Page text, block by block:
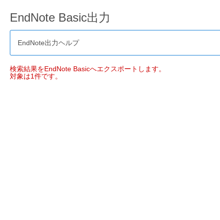
EndNote Basic出力
EndNote出力ヘルプ
検索結果をEndNote Basicへエクスポートします。
対象は1件です。